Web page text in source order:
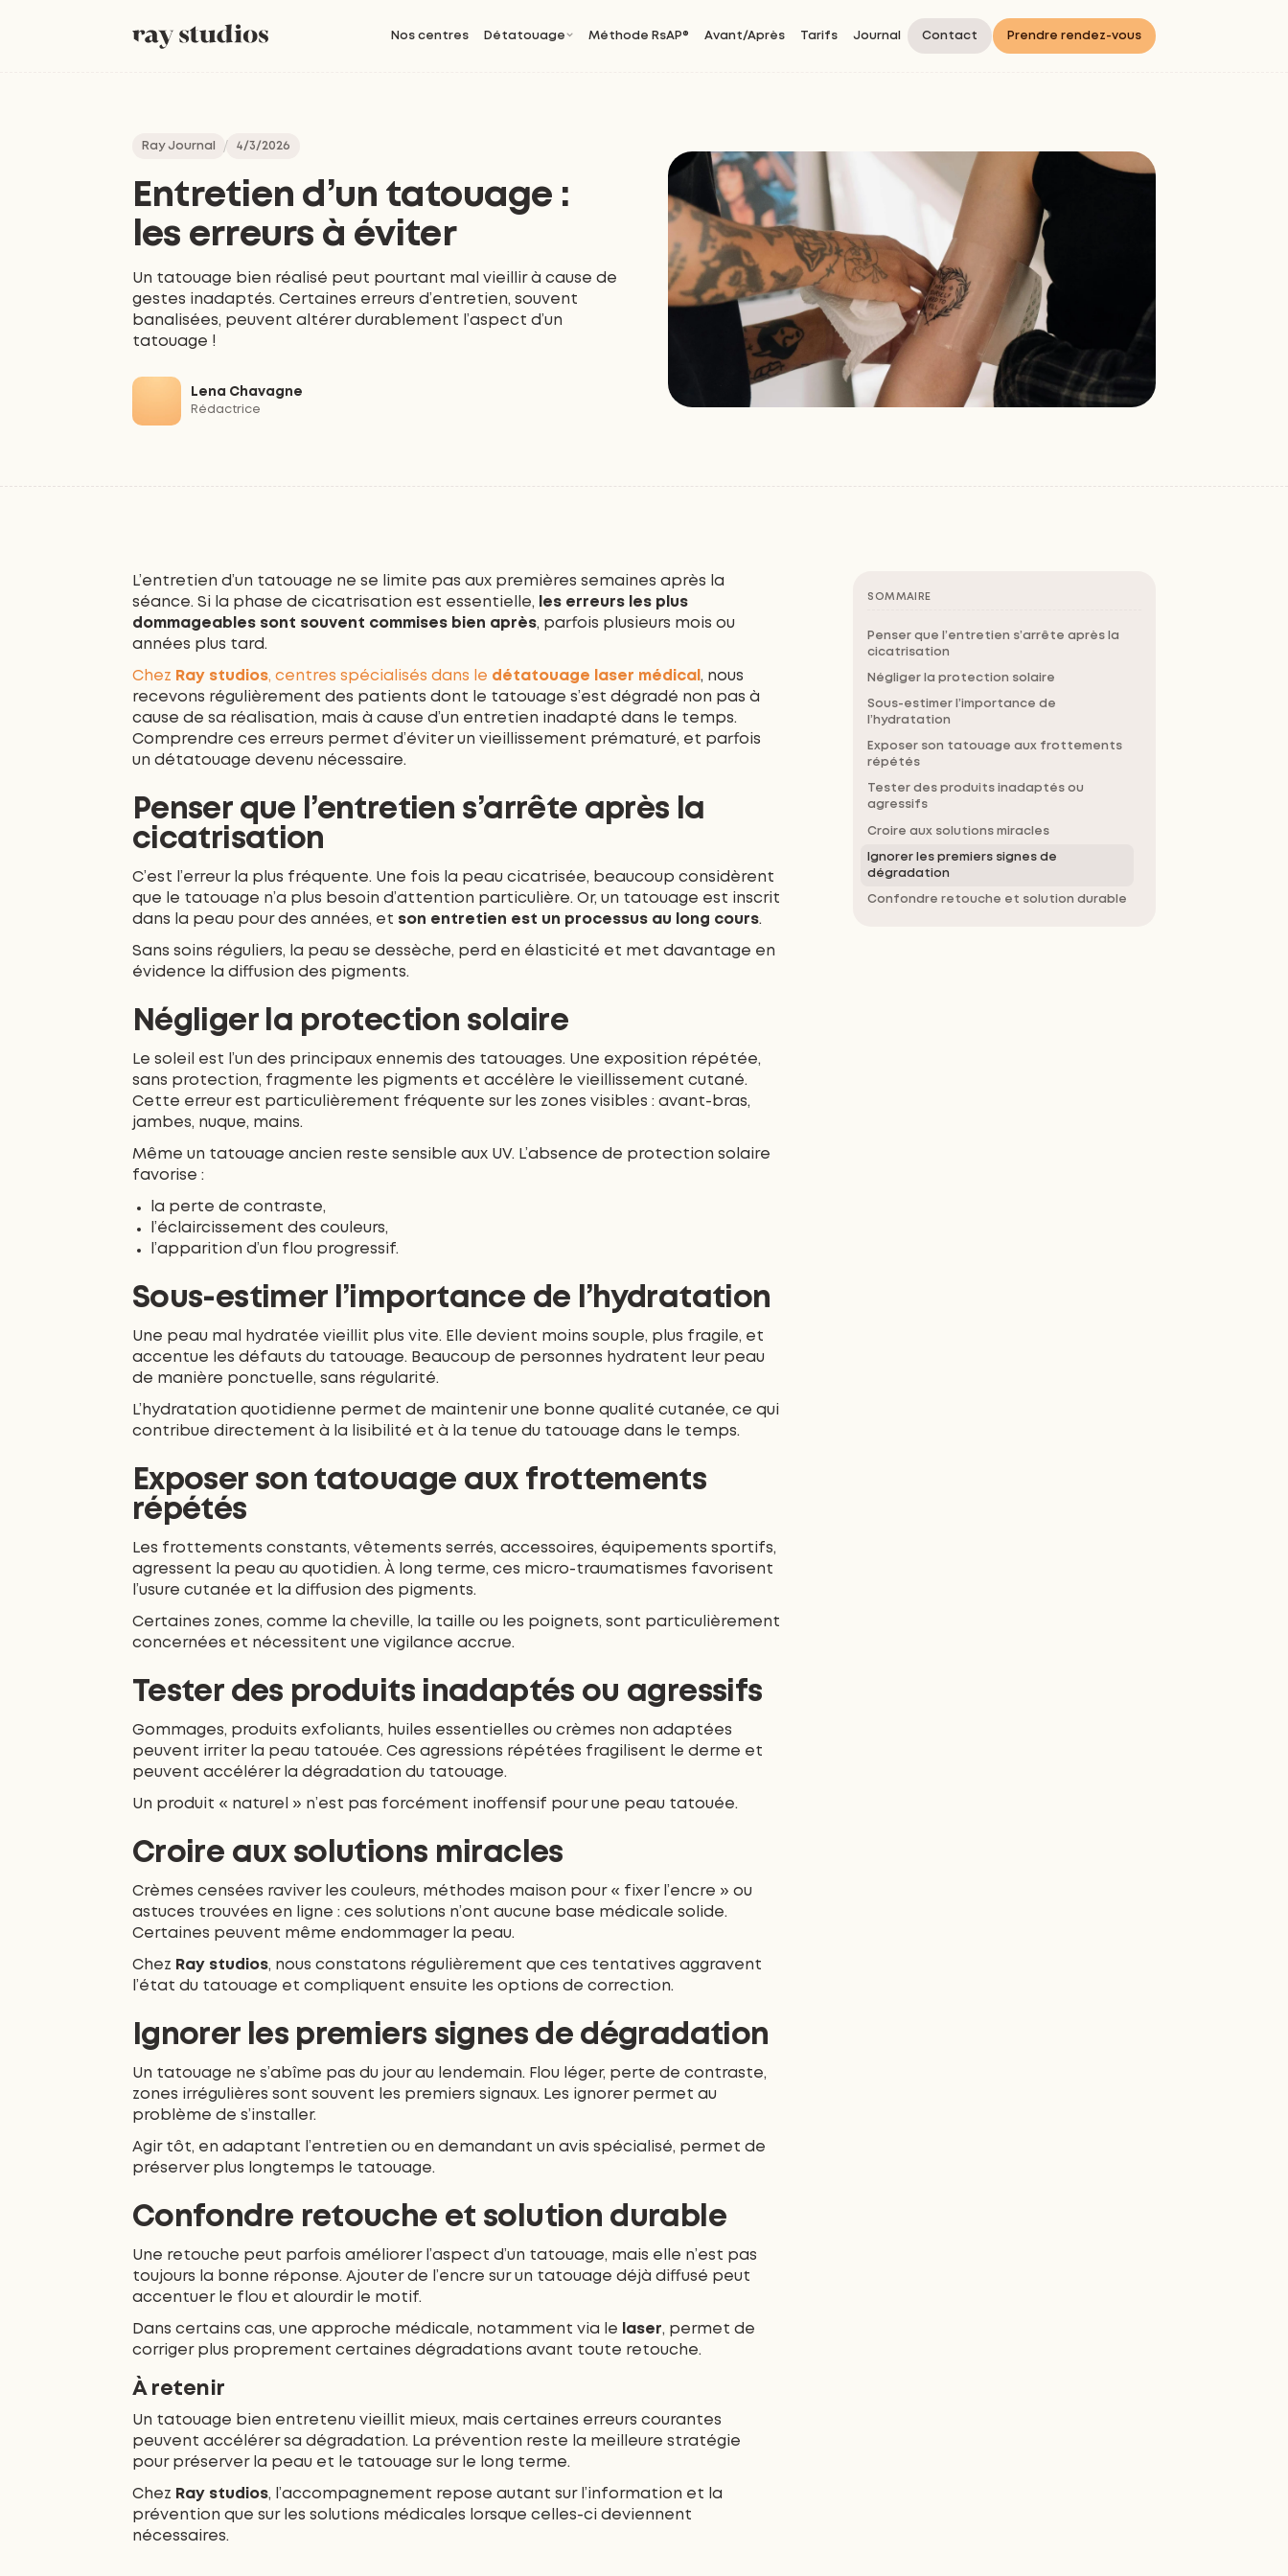
Nos centres Détatouage Méthode RsAP® Avant/Après Tarifs Journal Contact Prendre rendez-vous
Ray Journal 4/3/2026
Entretien d’un tatouage :
les erreurs à éviter
Un tatouage bien réalisé peut pourtant mal vieillir à cause de
gestes inadaptés. Certaines erreurs d’entretien, souvent
banalisées, peuvent altérer durablement l’aspect d’un
tatouage !
Lena Chavagne
Rédactrice
L’entretien d’un tatouage ne se limite pas aux premières semaines après la
séance. Si la phase de cicatrisation est essentielle,
les erreurs les plus
dommageables sont souvent commises bien après, parfois plusieurs mois ou
années plus tard.
Chez Ray studios, centres spécialisés dans le détatouage laser médical , nous
recevons régulièrement des patients dont le tatouage s’est dégradé non pas à
cause de sa réalisation, mais à cause d’un entretien inadapté dans le temps.
Comprendre ces erreurs permet d’éviter un vieillissement prématuré, et parfois
un détatouage devenu nécessaire.
Penser que l’entretien s’arrête après la
cicatrisation
C’est l’erreur la plus fréquente. Une fois la peau cicatrisée, beaucoup considèrent
que le tatouage n’a plus besoin d’attention particulière. Or, un tatouage est inscrit
dans la peau pour des années, et son entretien est un processus au long cours.
Sans soins réguliers, la peau se dessèche, perd en élasticité et met davantage en
évidence la diffusion des pigments.
Négliger la protection solaire
Le soleil est l’un des principaux ennemis des tatouages. Une exposition répétée,
sans protection, fragmente les pigments et accélère le vieillissement cutané.
Cette erreur est particulièrement fréquente sur les zones visibles : avant-bras,
jambes, nuque, mains.
Même un tatouage ancien reste sensible aux UV. L’absence de protection solaire
favorise :
la perte de contraste,
l’éclaircissement des couleurs,
l’apparition d’un flou progressif.
Sous-estimer l’importance de l’hydratation
Une peau mal hydratée vieillit plus vite. Elle devient moins souple, plus fragile, et
accentue les défauts du tatouage. Beaucoup de personnes hydratent leur peau
de manière ponctuelle, sans régularité.
L’hydratation quotidienne permet de maintenir une bonne qualité cutanée, ce qui
contribue directement à la lisibilité et à la tenue du tatouage dans le temps.
Exposer son tatouage aux frottements
répétés
Les frottements constants, vêtements serrés, accessoires, équipements sportifs,
agressent la peau au quotidien. À long terme, ces micro-traumatismes favorisent
l’usure cutanée et la diffusion des pigments.
Certaines zones, comme la cheville, la taille ou les poignets, sont particulièrement
concernées et nécessitent une vigilance accrue.
Tester des produits inadaptés ou agressifs
Gommages, produits exfoliants, huiles essentielles ou crèmes non adaptées
peuvent irriter la peau tatouée. Ces agressions répétées fragilisent le derme et
peuvent accélérer la dégradation du tatouage.
Un produit « naturel » n’est pas forcément inoffensif pour une peau tatouée.
Croire aux solutions miracles
Crèmes censées raviver les couleurs, méthodes maison pour « fixer l’encre » ou
astuces trouvées en ligne : ces solutions n’ont aucune base médicale solide.
Certaines peuvent même endommager la peau.
Chez Ray studios, nous constatons régulièrement que ces tentatives aggravent
l’état du tatouage et compliquent ensuite les options de correction.
Ignorer les premiers signes de dégradation
Un tatouage ne s’abîme pas du jour au lendemain. Flou léger, perte de contraste,
zones irrégulières sont souvent les premiers signaux. Les ignorer permet au
problème de s’installer.
Agir tôt, en adaptant l’entretien ou en demandant un avis spécialisé, permet de
préserver plus longtemps le tatouage.
Confondre retouche et solution durable
Une retouche peut parfois améliorer l’aspect d’un tatouage, mais elle n’est pas
toujours la bonne réponse. Ajouter de l’encre sur un tatouage déjà diffusé peut
accentuer le flou et alourdir le motif.
Dans certains cas, une approche médicale, notamment via le laser, permet de
corriger plus proprement certaines dégradations avant toute retouche.
À retenir
Un tatouage bien entretenu vieillit mieux, mais certaines erreurs courantes
peuvent accélérer sa dégradation. La prévention reste la meilleure stratégie
pour préserver la peau et le tatouage sur le long terme.
Chez Ray studios, l’accompagnement repose autant sur l’information et la
prévention que sur les solutions médicales lorsque celles-ci deviennent
nécessaires.
SOMMAIRE
Penser que l’entretien s’arrête après la
cicatrisation
Négliger la protection solaire
Sous-estimer l’importance de
l’hydratation
Exposer son tatouage aux frottements
répétés
Tester des produits inadaptés ou
agressifs
Croire aux solutions miracles
Ignorer les premiers signes de
dégradation
Confondre retouche et solution durable